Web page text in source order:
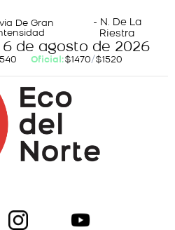
De Gran
- N. De La
Riestra
6 de agosto de 2026
Oficial:$1470/$1520